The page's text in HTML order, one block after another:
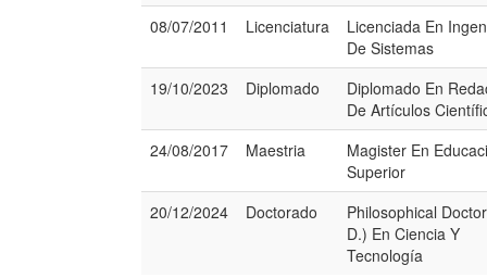
08/07/2011 Licenciatura
Licenciada En
De Sistemas
19/10/2023
Diplomado
Diplomado En
De Artículos
24/08/2017
Maestria
Magister En
Superior
20/12/2024
Doctorado
Philosophical
D.) En Ciencia Y
Tecnología